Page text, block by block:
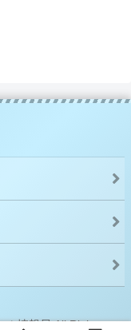
ム情報局 All Rights